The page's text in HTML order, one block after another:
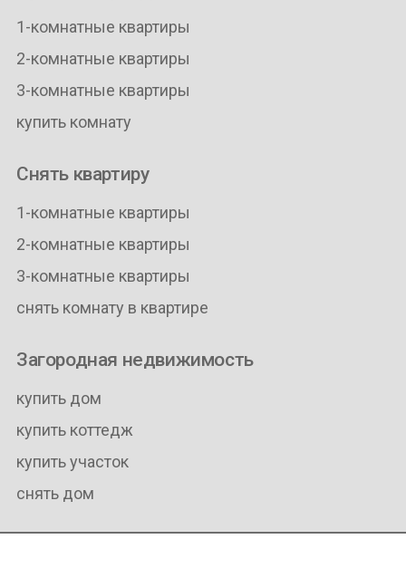
1-комнатные квартиры
2-комнатные квартиры
3-комнатные квартиры
купить комнату
Снять квартиру
1-комнатные квартиры
2-комнатные квартиры
3-комнатные квартиры
снять комнату в квартире
Загородная недвижимость
купить дом
купить коттедж
купить участок
снять дом